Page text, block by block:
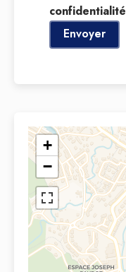
confidentialité
Envoyer
+
−